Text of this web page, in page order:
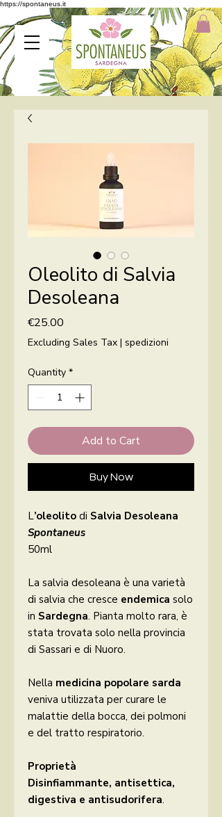
https://spontaneus.it
Oleolito di Salvia
Desoleana
€25.00
Excluding Sales Tax | spedizioni
Quantity *
Add to Cart
Buy Now
L’oleolito di Salvia Desoleana
Spontaneus
50ml
La salvia desoleana è una varietà
di salvia che cresce endemica solo
in Sardegna. Pianta molto rara, è
stata trovata solo nella provincia
di Sassari e di Nuoro.
Nella medicina popolare sarda
veniva utilizzata per curare le
malattie della bocca, dei polmoni
e del tratto respiratorio.
Proprietà
Disinfiammante, antisettica,
digestiva e antisudorifera.